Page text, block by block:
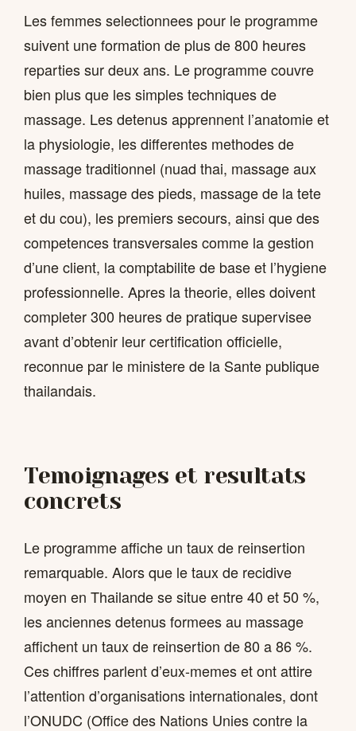
Les femmes selectionnees pour le programme
suivent une formation de plus de 800 heures
reparties sur deux ans. Le programme couvre
bien plus que les simples techniques de
massage. Les detenus apprennent l’anatomie et
la physiologie, les differentes methodes de
massage traditionnel (nuad thai, massage aux
huiles, massage des pieds, massage de la tete
et du cou), les premiers secours, ainsi que des
competences transversales comme la gestion
d’une client, la comptabilite de base et l’hygiene
professionnelle. Apres la theorie, elles doivent
completer 300 heures de pratique supervisee
avant d’obtenir leur certification officielle,
reconnue par le ministere de la Sante publique
thailandais.
Temoignages et resultats
concrets
Le programme affiche un taux de reinsertion
remarquable. Alors que le taux de recidive
moyen en Thailande se situe entre 40 et 50 %,
les anciennes detenus formees au massage
affichent un taux de reinsertion de 80 a 86 %.
Ces chiffres parlent d’eux-memes et ont attire
l’attention d’organisations internationales, dont
l’ONUDC (Office des Nations Unies contre la